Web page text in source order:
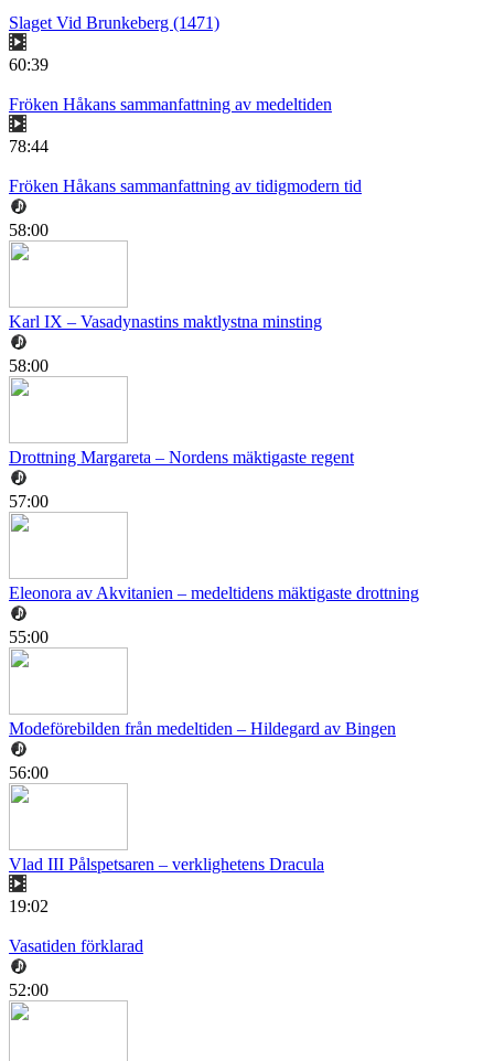
Slaget Vid Brunkeberg (1471)
60:39
Fröken Håkans sammanfattning av medeltiden
78:44
Fröken Håkans sammanfattning av tidigmodern tid
58:00
Karl IX – Vasadynastins maktlystna minsting
58:00
Drottning Margareta – Nordens mäktigaste regent
57:00
Eleonora av Akvitanien – medeltidens mäktigaste drottning
55:00
Modeförebilden från medeltiden – Hildegard av Bingen
56:00
Vlad III Pålspetsaren – verklighetens Dracula
19:02
Vasatiden förklarad
52:00